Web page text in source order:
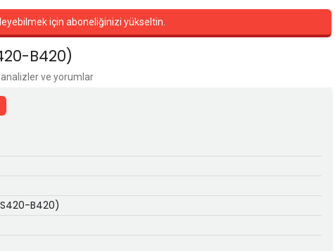
için aboneliğinizi yükseltin.
B420)
ve yorumlar
B420)